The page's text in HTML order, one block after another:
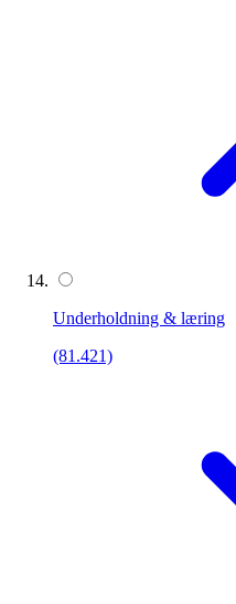
Underholdning & læring
(81.421)